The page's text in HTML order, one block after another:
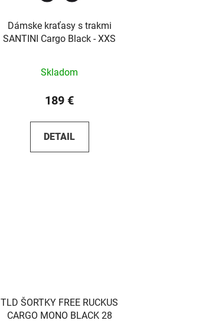
Dámske kraťasy s trakmi
SANTINI Cargo Black - XXS
Skladom
189 €
DETAIL
TLD ŠORTKY FREE RUCKUS
CARGO MONO BLACK 28